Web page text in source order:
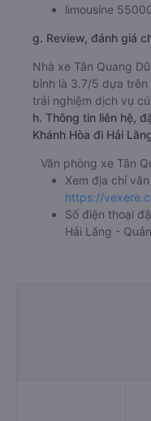
limousine
g. Review, đánh giá
Nhà xe Tân Quang
bình là 3.7/5 dựa
trải nghiệm dịch vụ
h. Thông tin liên hệ,
Khánh Hòa đi Hải
Văn phòng xe Tân
Xem địa chỉ
https://
Số điện thoại
Hải Lăng -